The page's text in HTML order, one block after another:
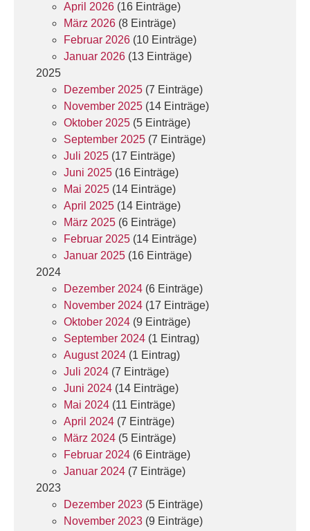
April 2026 (16 Einträge)
März 2026 (8 Einträge)
Februar 2026 (10 Einträge)
Januar 2026 (13 Einträge)
2025
Dezember 2025 (7 Einträge)
November 2025 (14 Einträge)
Oktober 2025 (5 Einträge)
September 2025 (7 Einträge)
Juli 2025 (17 Einträge)
Juni 2025 (16 Einträge)
Mai 2025 (14 Einträge)
April 2025 (14 Einträge)
März 2025 (6 Einträge)
Februar 2025 (14 Einträge)
Januar 2025 (16 Einträge)
2024
Dezember 2024 (6 Einträge)
November 2024 (17 Einträge)
Oktober 2024 (9 Einträge)
September 2024 (1 Eintrag)
August 2024 (1 Eintrag)
Juli 2024 (7 Einträge)
Juni 2024 (14 Einträge)
Mai 2024 (11 Einträge)
April 2024 (7 Einträge)
März 2024 (5 Einträge)
Februar 2024 (6 Einträge)
Januar 2024 (7 Einträge)
2023
Dezember 2023 (5 Einträge)
November 2023 (9 Einträge)